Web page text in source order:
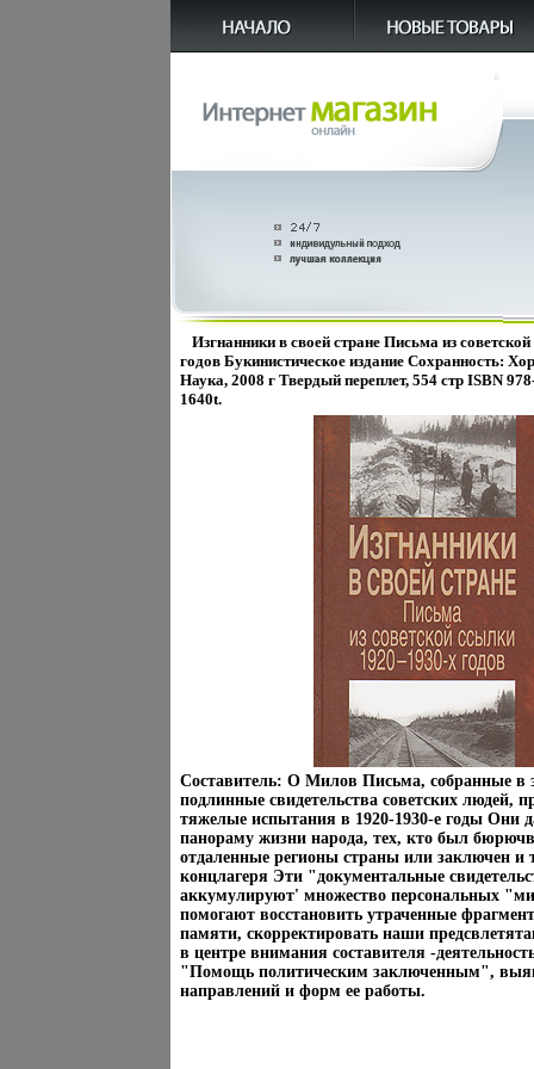
Изгнанники в своей стране Письма из
годов Букинистическое издание Сохранность:
Наука, 2008 г Твердый переплет, 554 стр ISBN
1640t.
Составитель: О Милов Письма, собранные в
подлинные свидетельства советских людей,
тяжелые испытания в 1920-1930-е годы Они
панораму жизни народа, тех, кто был
отдаленные регионы страны или заключен
концлагеря Эти "документальные
аккумулируют' множество персональных
помогают восстановить утраченные
памяти, скорректировать наши
в центре внимания составителя -
"Помощь политическим заключенным",
направлений и форм ее работы.